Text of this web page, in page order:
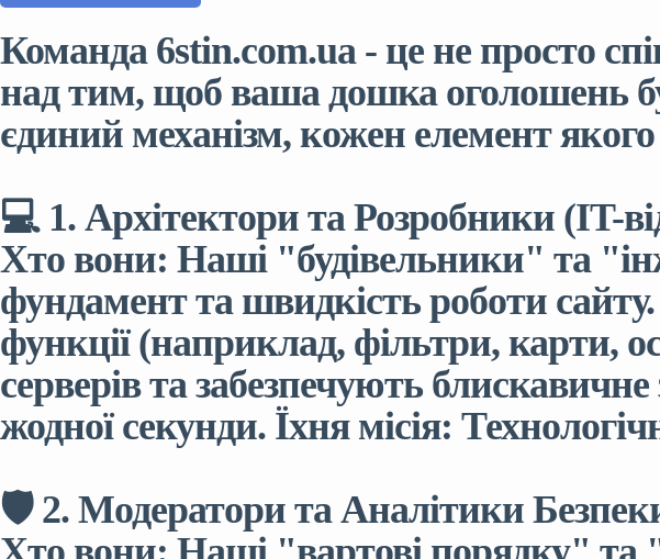
Команда 6stin.com.ua - це не просто
над тим, щоб ваша дошка оголошень
єдиний механізм, кожен елемент
💻 1. Архітектори та Розробники (IT-
Хто вони: Наші "будівельники" та
фундамент та швидкість роботи
функції (наприклад, фільтри, карти,
серверів та забезпечують
жодної секунди. Їхня місія:
🛡️ 2. Модератори та Аналітики